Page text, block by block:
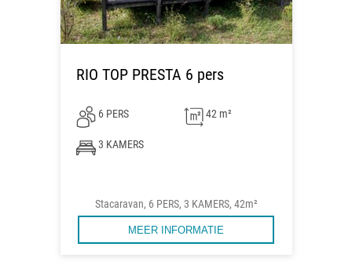
RIO TOP PRESTA 6 pers
6 PERS 42 m²
3 KAMERS
Stacaravan, 6 PERS, 3 KAMERS, 42m²
MEER INFORMATIE